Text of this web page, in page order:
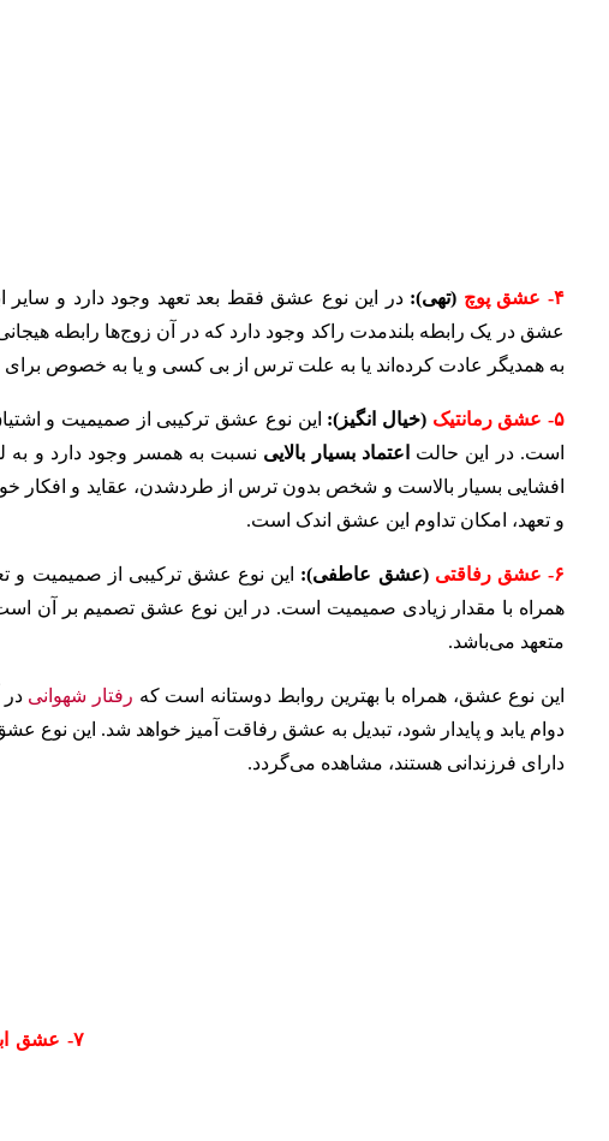
۴- عشق پوچ (تهی): در این نوع عشق فقط بعد تعهد وجود دارد و سایر
عشق در یک رابطه بلندمدت راکد وجود دارد که در آن زوج‌ها رابطه
به همدیگر عادت کرده‌اند یا به علت ترس از بی کسی و یا به خصوص برای
۵- عشق رمانتیک (خیال انگیز): این نوع عشق ترکیبی از صمیمیت و
است. در این حالت
اعتماد بسیار بالایی نسبت به همسر وجود دارد و
افشایی بسیار بالاست و شخص بدون ترس از طردشدن، عقاید و افکار
و تعهد، امکان تداوم این عشق اندک است.
۶- عشق رفاقتی (عشق عاطفی): این نوع عشق ترکیبی از صمیمیت و
همراه با مقدار زیادی صمیمیت است. در این نوع عشق تصمیم بر آن
متعهد می‌باشد.
این نوع عشق، همراه با بهترین روابط دوستانه است که رفتار شهوانی
دوام یابد و پایدار شود، تبدیل به عشق رفاقت آمیز خواهد شد. این نوع
دارای فرزندانی هستند، مشاهده می‌گردد.
۷- عشق ابلهانه